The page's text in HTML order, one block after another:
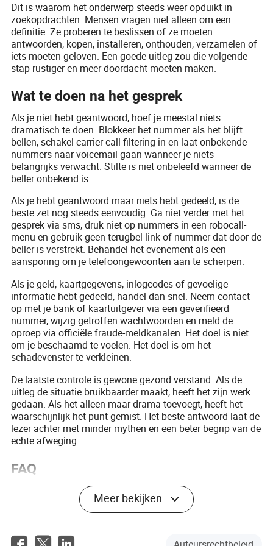
Dit is waarom het onderwerp steeds weer opduikt in
zoekopdrachten. Mensen vragen niet alleen om een
definitie. Ze proberen te beslissen of ze moeten
antwoorden, kopen, installeren, onthouden, verzamelen of
iets moeten geloven. Een goede uitleg zou die volgende
stap rustiger en meer doordacht moeten maken.
Wat te doen na het gesprek
Als je niet hebt geantwoord, hoef je meestal niets
dramatisch te doen. Blokkeer het nummer als het blijft
bellen, schakel carrier call filtering in en laat onbekende
nummers naar voicemail gaan wanneer je niets
belangrijks verwacht. Stilte is niet onbeleefd wanneer de
beller onbekend is.
Als je hebt geantwoord maar niets hebt gedeeld, is de
beste zet nog steeds eenvoudig. Ga niet verder met het
gesprek via sms, druk niet op nummers in een robocall-
menu en gebruik geen terugbel-link of nummer dat door de
beller is verstrekt. Behandel het evenement als een
aansporing om je telefoongewoonten aan te scherpen.
Als je geld, kaartgegevens, inlogcodes of gevoelige
informatie hebt gedeeld, handel dan snel. Neem contact
op met je bank of kaartuitgever via een geverifieerd
nummer, wijzig getroffen wachtwoorden en meld de
oproep via officiële fraude-meldkanalen. Het doel is niet
om je beschaamd te voelen. Het doel is om het
schadevenster te verkleinen.
De laatste controle is gewone gezond verstand. Als de
uitleg de situatie bruikbaarder maakt, heeft het zijn werk
gedaan. Als het alleen maar drama toevoegt, heeft het
waarschijnlijk het punt gemist. Het beste antwoord laat de
lezer achter met minder mythen en een beter begrip van de
echte afweging.
FAQ
Is het netnummer 808 altijd van Hawaï?
Het is toegewezen aan Hawaï, maar beller-ID kan worden
meeverhuizen. Behandel het netnummer als context, niet
Meer bekijken